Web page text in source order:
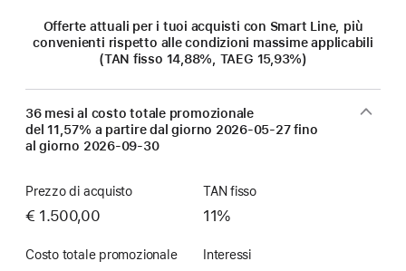
Offerte attuali per i tuoi acquisti con Smart Line, più
convenienti rispetto alle condizioni massime applicabili
(TAN fisso 14,88%, TAEG 15,93%)
36 mesi al costo totale promozionale
del 11,57% a partire dal giorno 2026-05-27fino
al giorno 2026-09-30
Prezzo di acquisto
€ 1.500,00
TAN fisso
11%
Costo totale promozionale Interessi